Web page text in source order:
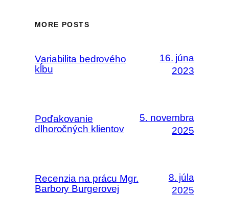
MORE POSTS
Variabilita bedrového
kĺbu
16. júna
2023
Poďakovanie
dlhoročných klientov
5. novembra
2025
Recenzia na prácu Mgr.
Barbory Burgerovej
8. júla
2025